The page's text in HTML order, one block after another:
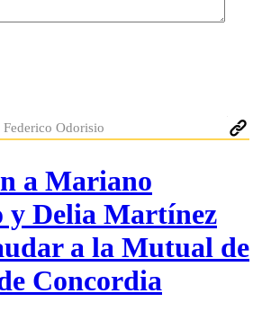
Federico Odorisio
a Mariano
y Delia Martínez
a la Mutual de
Concordia